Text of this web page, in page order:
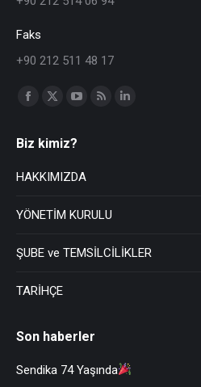
Faks
+90 212 511 48 17
Find us on:
Biz kimiz?
HAKKIMIZDA
YÖNETİM KURULU
ŞUBE ve TEMSİLCİLİKLER
TARİHÇE
Son haberler
Sendika 74 Yaşında